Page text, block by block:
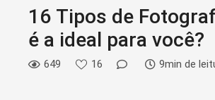
16 Tipos de
é a ideal para você?
649 16 9min de